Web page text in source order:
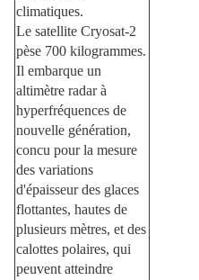
climatiques.
Le satellite Cryosat-2
pèse 700 kilogrammes.
Il embarque un
altimètre radar à
hyperfréquences de
nouvelle génération,
concu pour la mesure
des variations
d'épaisseur des glaces
flottantes, hautes de
plusieurs mètres, et des
calottes polaires, qui
peuvent atteindre